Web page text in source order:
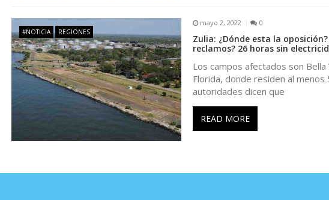
n
t
r
a
d
a
#NOTICIA REGIONES
mayo 2, 2022 0
Zulia: ¿Dónde esta la
reclamos? 26 horas sin
Los campos afectados son
Florida, donde residen al
autoridades dicen que
READ MORE